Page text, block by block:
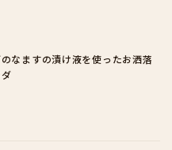
なますの漬け液を使ったお洒落